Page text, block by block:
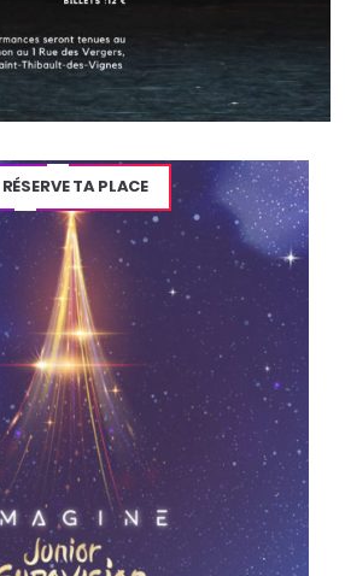
l’ouverture des « Victoires
RÉSERVE TA PLACE